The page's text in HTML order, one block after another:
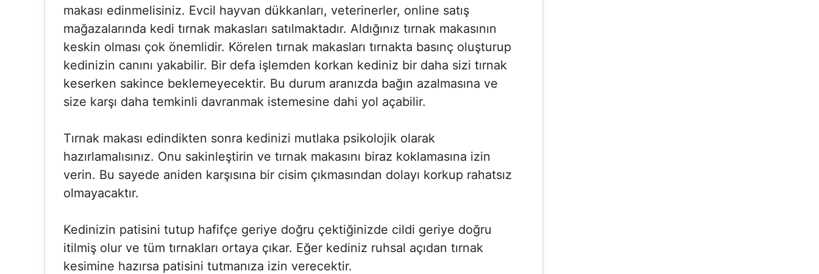
makası edinmelisiniz. Evcil hayvan dükkanları, veterinerler, online satış
mağazalarında kedi tırnak makasları satılmaktadır. Aldığınız tırnak makasının
keskin olması çok önemlidir. Körelen tırnak makasları tırnakta basınç oluşturup
kedinizin canını yakabilir. Bir defa işlemden korkan kediniz bir daha sizi tırnak
keserken sakince beklemeyecektir. Bu durum aranızda bağın azalmasına ve
size karşı daha temkinli davranmak istemesine dahi yol açabilir.
Tırnak makası edindikten sonra kedinizi mutlaka psikolojik olarak
hazırlamalısınız. Onu sakinleştirin ve tırnak makasını biraz koklamasına izin
verin. Bu sayede aniden karşısına bir cisim çıkmasından dolayı korkup rahatsız
olmayacaktır.
Kedinizin patisini tutup hafifçe geriye doğru çektiğinizde cildi geriye doğru
itilmiş olur ve tüm tırnakları ortaya çıkar. Eğer kediniz ruhsal açıdan tırnak
kesimine hazırsa patisini tutmanıza izin verecektir.